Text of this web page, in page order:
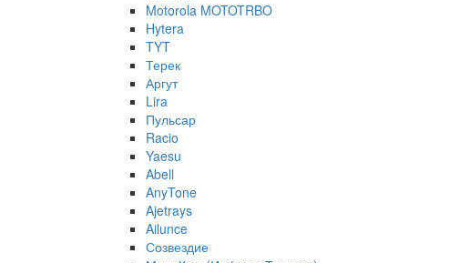
Motorola MOTOTRBO
Hytera
TYT
Терек
Аргут
Lira
Пульсар
Racio
Yaesu
Abell
AnyTone
Ajetrays
Ailunce
Созвездие